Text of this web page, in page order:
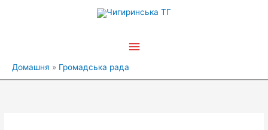
Головне
Домашня Громадська рада